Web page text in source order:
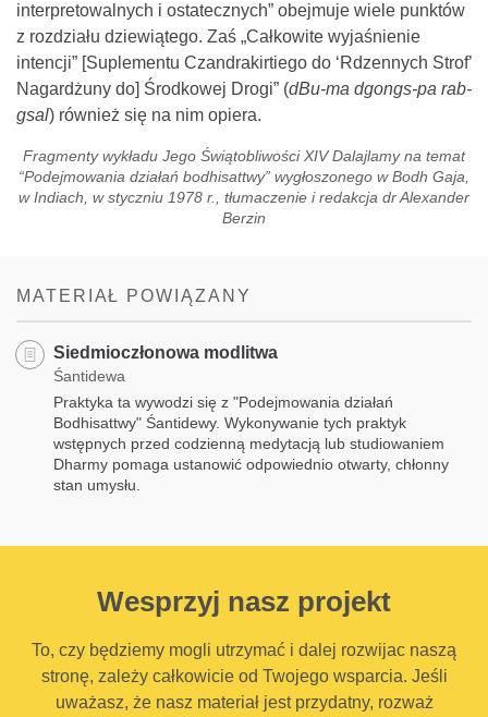
interpretowalnych i ostatecznych” obejmuje wiele punktów
z rozdziału dziewiątego. Zaś „Całkowite wyjaśnienie
intencji” [Suplementu Czandrakirtiego do ‘Rdzennych Strof’
Nagardżuny do] Środkowej Drogi” (dBu-ma dgongs-pa rab-
gsal) również się na nim opiera.
Fragmenty wykładu Jego Świątobliwości XIV Dalajlamy na temat
“Podejmowania działań bodhisattwy” wygłoszonego w Bodh Gaja,
w Indiach, w styczniu 1978 r., tłumaczenie i redakcja dr Alexander
Berzin
MATERIAŁ POWIĄZANY
Siedmioczłonowa modlitwa
Śantidewa
Praktyka ta wywodzi się z "Podejmowania działań
Bodhisattwy" Śantidewy. Wykonywanie tych praktyk
wstępnych przed codzienną medytacją lub studiowaniem
Dharmy pomaga ustanowić odpowiednio otwarty, chłonny
stan umysłu.
Wesprzyj nasz projekt
To, czy będziemy mogli utrzymać i dalej rozwijac naszą
stronę, zależy całkowicie od Twojego wsparcia. Jeśli
uważasz, że nasz materiał jest przydatny, rozważ